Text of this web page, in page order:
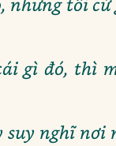
nhưng tôi
gì đó, thì
nghĩ